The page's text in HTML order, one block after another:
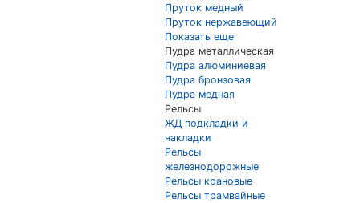
Пруток медный
Пруток нержавеющий
Показать еще
Пудра металлическая
Пудра алюминиевая
Пудра бронзовая
Пудра медная
Рельсы
ЖД подкладки и
накладки
Рельсы
железнодорожные
Рельсы крановые
Рельсы трамвайные